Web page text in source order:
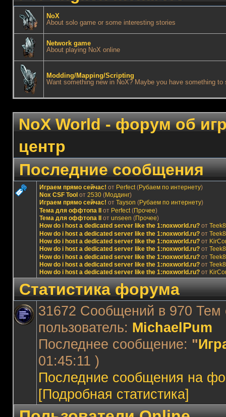
NoX
About solo game or some interesting stories
Network game
About playing NoX online
Modding/Mapping/Scripting
Want something new in NoX? Maybe you have something to
NoX World - форум об
центр
Последние сообщения
Играем прямо сейчас! от Perfect(Рубаем по интернету)
Nox CSF Tool от 2530(Моддинг)
Играем прямо сейчас! от Tayson (Рубаем по интернету)
Тема для оффтопа IIот Perfect(Прочее)
Тема для оффтопа IIот unseen (Прочее)
How do i host a dedicated server like the 1:noxworld.ru?от
How do i host a dedicated server like the 1:noxworld.ru?от
How do i host a dedicated server like the 1:noxworld.ru?от
How do i host a dedicated server like the 1:noxworld.ru?от
How do i host a dedicated server like the 1:noxworld.ru?от
How do i host a dedicated server like the 1:noxworld.ru?от
How do i host a dedicated server like the 1:noxworld.ru?от
Статистика форума
31672 Сообщений в 970 Тем
пользователь: MichaelPum
Последнее сообщение: "
01:45:11 )
Последние сообщения на
[Подробная статистика]